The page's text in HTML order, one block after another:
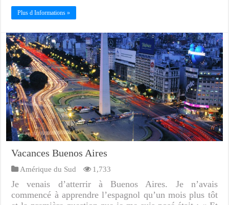
Plus d Informations »
Vacances Buenos Aires
Amérique du Sud 1,733
Je venais d’atterrir à Buenos Aires. Je n’avais
commencé à apprendre l’espagnol qu’un mois plus tôt